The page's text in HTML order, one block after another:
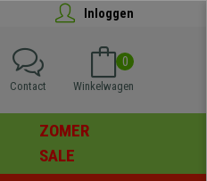
Inloggen
0
Winkelwagen
Contact
ZOMER
SALE